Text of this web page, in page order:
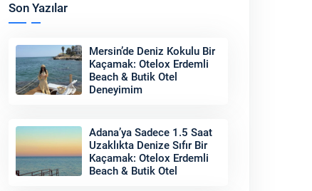
Son Yazılar
Mersin’de Deniz Kokulu Bir
Kaçamak: Otelox Erdemli
Beach & Butik Otel
Deneyimim
Adana’ya Sadece 1.5 Saat
Uzaklıkta Denize Sıfır Bir
Kaçamak: Otelox Erdemli
Beach & Butik Otel